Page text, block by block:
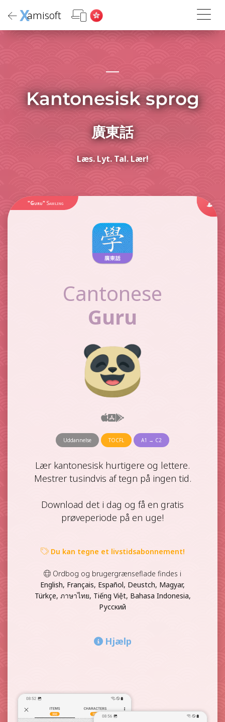
Xamisoft
Kantonesisk sprog
廣東話
Læs. Lyt. Tal. Lær!
"Guru" Samling
Cantonese
Guru
Uddannelse TOCFL A1 → C2
Lær kantonesisk hurtigere og lettere.
Mestrer tusindvis af tegn på ingen tid.
Download det i dag og få en gratis
prøveperiode på en uge!
Du kan tegne et livstidsabonnement!
Ordbog og brugergrænseflade findes i
English, Français, Español, Deustch, Magyar,
Türkçe, ภาษาไทย, Tiếng Việt, Bahasa Indonesia,
Русский
Hjælp